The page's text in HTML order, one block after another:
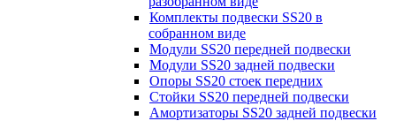
Комплекты подвески SS20 в
собранном виде
Модули SS20 передней подвески
Модули SS20 задней подвески
Опоры SS20 стоек передних
Стойки SS20 передней подвески
Амортизаторы SS20 задней подвески